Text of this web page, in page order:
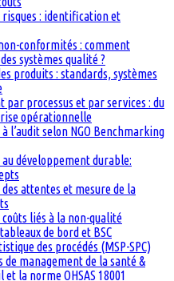
risques : identification et
conformités : comment
systèmes qualité ?
produits : standards, systèmes
par processus et par services : du
opérationnelle
l’audit selon NGO Benchmarking
développement durable:
attentes et mesure de la
liés à la non-qualité
de bord et BSC
des procédés (MSP-SPC)
de management de la santé &
la norme OHSAS 18001